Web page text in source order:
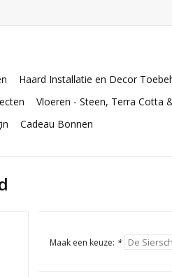
Haard Installatie en Decor
Vloeren - Steen, Terra Cotta
Cadeau Bonnen
Maak een keuze: *